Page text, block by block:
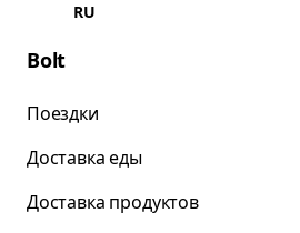
RU
Bolt
Поездки
Доставка еды
Доставка продуктов